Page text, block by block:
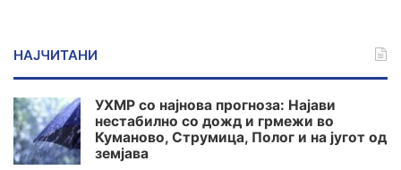
НАЈЧИТАНИ
УХМР со најнова прогноза: Најави
нестабилно со дожд и грмежи во
Куманово, Струмица, Полог и на југот од
земјава